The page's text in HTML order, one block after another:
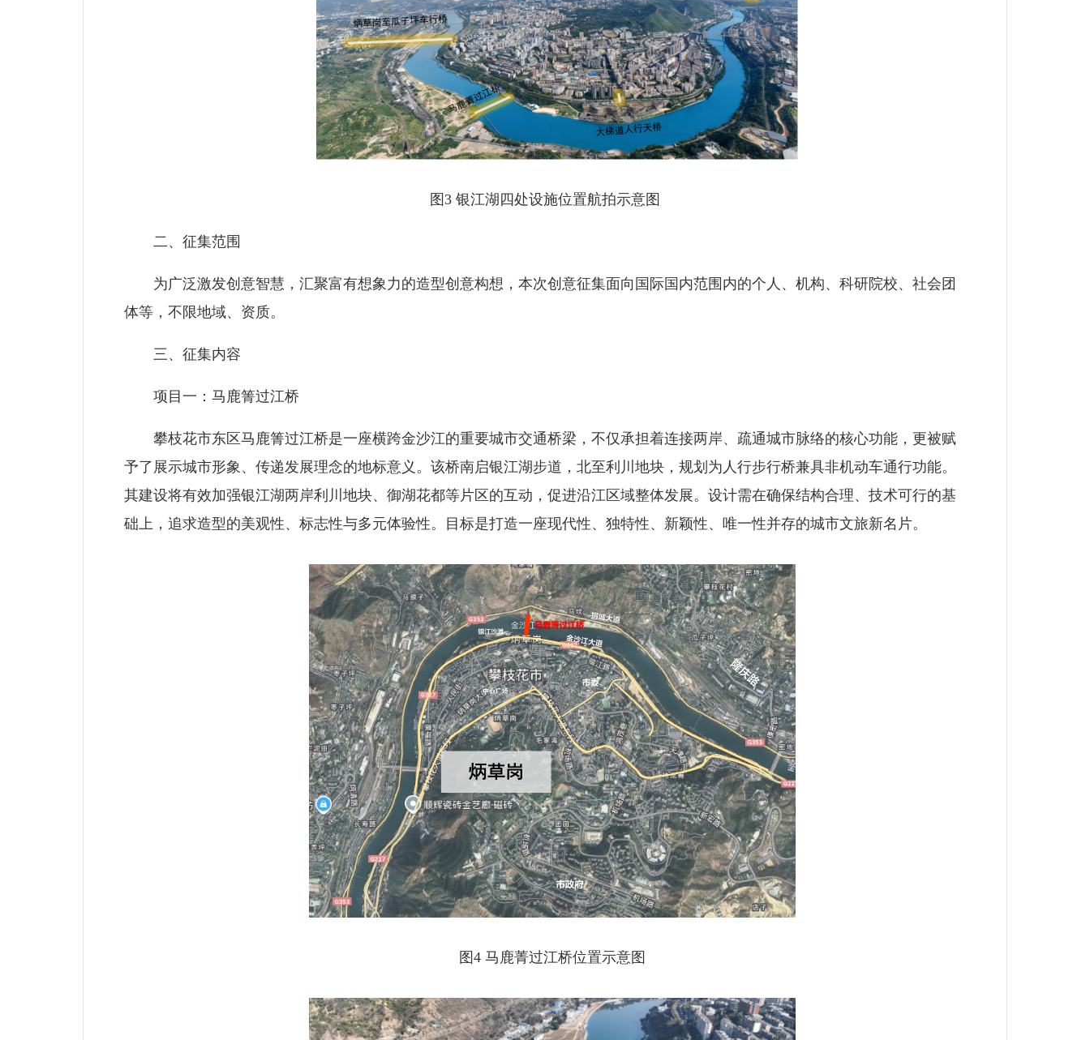
图3 银江湖四处设施位置航拍示意图
二、征集范围
为广泛激发创意智慧，汇聚富有想象力的造型创意构想，本次创意征集面向国际国内范围内的个人、机构、科研院校、社会团
体等，不限地域、资质。
三、征集内容
项目一：马鹿箐过江桥
攀枝花市东区马鹿箐过江桥是一座横跨金沙江的重要城市交通桥梁，不仅承担着连接两岸、疏通城市脉络的核心功能，更被赋
予了展示城市形象、传递发展理念的地标意义。该桥南启银江湖步道，北至利川地块，规划为人行步行桥兼具非机动车通行功能。
其建设将有效加强银江湖两岸利川地块、御湖花都等片区的互动，促进沿江区域整体发展。设计需在确保结构合理、技术可行的基
础上，追求造型的美观性、标志性与多元体验性。目标是打造一座现代性、独特性、新颖性、唯一性并存的城市文旅新名片。
图4 马鹿菁过江桥位置示意图